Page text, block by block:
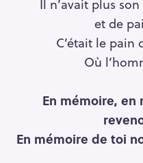
Il n’avait plus
et de
C’était le pain
Où
En mémoire,
En mémoire de toi